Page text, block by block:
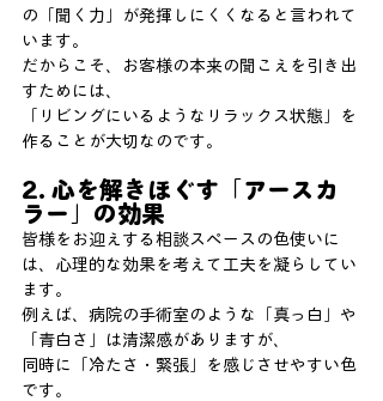
の「聞く力」が発揮しにくくなると言われて
います。
だからこそ、お客様の本来の聞こえを引き出
すためには、
「リビングにいるようなリラックス状態」を
作ることが大切なのです。
2. 心を解きほぐす「アースカ
ラー」の効果
皆様をお迎えする相談スペースの色使いに
は、心理的な効果を考えて工夫を凝らしてい
ます。
例えば、病院の手術室のような「真っ白」や
「青白さ」は清潔感がありますが、
同時に「冷たさ・緊張」を感じさせやすい色
です。